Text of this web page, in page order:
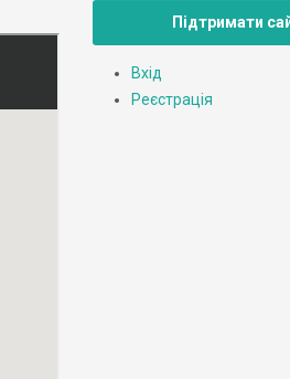
Підтримати
Вхід
Реєстрація